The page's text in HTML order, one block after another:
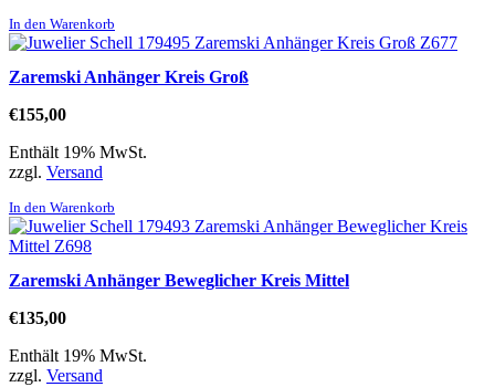
In den Warenkorb
Zaremski Anhänger Kreis Groß
€155,00
Enthält 19% MwSt.
zzgl. Versand
In den Warenkorb
Zaremski Anhänger Beweglicher Kreis Mittel
€135,00
Enthält 19% MwSt.
zzgl. Versand